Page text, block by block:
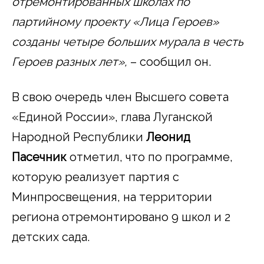
партийному проекту «Лица Героев»
созданы четыре больших мурала в честь
Героев разных лет», – сообщил он.
В свою очередь член Высшего совета
«Единой России», глава Луганской
Народной Республики Леонид
Пасечникотметил, что по программе,
которую реализует партия с
Минпросвещения, на территории
региона отремонтировано 9 школ и 2
детских сада.